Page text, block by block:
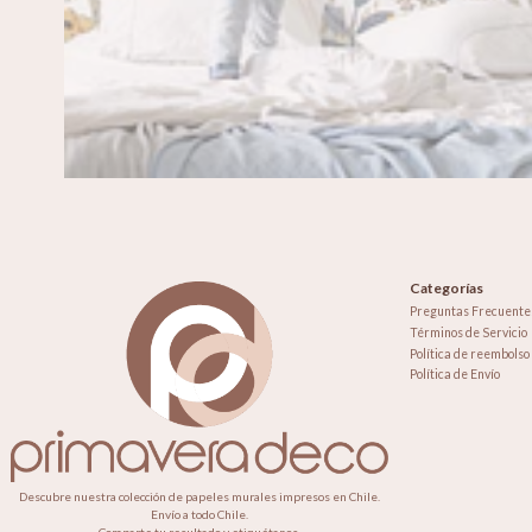
Descubre nuestra colección de papeles murales impresos en Chile.
Envío a todo Chile.
Categorías
Preguntas
Términos de Servicio
Política de reembolso
Política de Envío